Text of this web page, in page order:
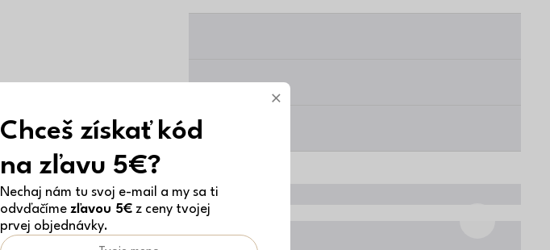
________
________
×
Chceš získať kód
na zľavu 5€?
Nechaj nám tu svoj e-mail a my sa ti
odvďačíme zľavou 5€ z ceny tvojej
prvej objednávky.